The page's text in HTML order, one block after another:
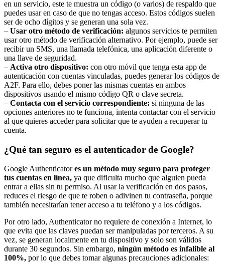
en un servicio, este te muestra un código (o varios) de respaldo que
puedes usar en caso de que no tengas acceso. Estos códigos suelen
ser de ocho dígitos y se generan una sola vez.
– Usar otro método de verificación: algunos servicios te permiten
usar otro método de verificación alternativo. Por ejemplo, puede ser
recibir un SMS, una llamada telefónica, una aplicación diferente o
una llave de seguridad.
– Activa otro dispositivo: con otro móvil que tenga esta app de
autenticación con cuentas vinculadas, puedes generar los códigos de
A2F. Para ello, debes poner las mismas cuentas en ambos
dispositivos usando el mismo código QR o clave secreta.
– Contacta con el servicio correspondiente: si ninguna de las
opciones anteriores no te funciona, intenta contactar con el servicio
al que quieres acceder para solicitar que te ayuden a recuperar tu
cuenta.
¿Qué tan seguro es el autenticador de Google?
Google Authenticatores un método muy seguro para proteger
tus cuentas en línea, ya que dificulta mucho que alguien pueda
entrar a ellas sin tu permiso. Al usar la verificación en dos pasos,
reduces el riesgo de que te roben o adivinen tu contraseña, porque
también necesitarían tener acceso a tu teléfono y a los códigos.
Por otro lado, Authenticator no requiere de conexión a Internet, lo
que evita que las claves puedan ser manipuladas por terceros. A su
vez, se generan localmente en tu dispositivo y solo son válidos
durante 30 segundos. Sin embargo, ningún método es infalible al
100%, por lo que debes tomar algunas precauciones adicionales: